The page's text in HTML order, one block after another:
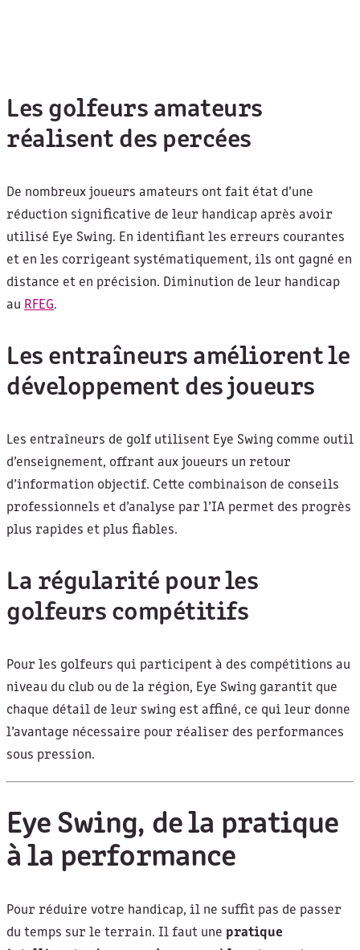
Les golfeurs amateurs
réalisent des percées
De nombreux joueurs amateurs ont fait état d’une
réduction significative de leur handicap après avoir
utilisé Eye Swing. En identifiant les erreurs courantes
et en les corrigeant systématiquement, ils ont gagné en
distance et en précision. Diminution de leur handicap
au RFEG.
Les entraîneurs améliorent le
développement des joueurs
Les entraîneurs de golf utilisent Eye Swing comme outil
d’enseignement, offrant aux joueurs un retour
d’information objectif. Cette combinaison de conseils
professionnels et d’analyse par l’IA permet des progrès
plus rapides et plus fiables.
La régularité pour les
golfeurs compétitifs
Pour les golfeurs qui participent à des compétitions au
niveau du club ou de la région, Eye Swing garantit que
chaque détail de leur swing est affiné, ce qui leur donne
l’avantage nécessaire pour réaliser des performances
sous pression.
Eye Swing, de la pratique
à la performance
Pour réduire votre handicap, il ne suffit pas de passer
du temps sur le terrain. Il faut une pratique